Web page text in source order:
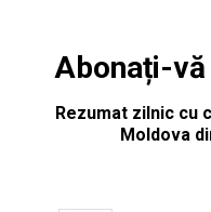
Abonați-
Rezumat zilnic cu
Moldova